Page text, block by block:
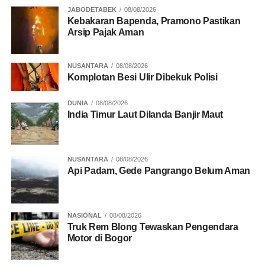
Herry Heryawan, Dirlantas Polda Riau Kombes Pol Taufiq
Lukman Nurhidayat, serta tim yang telah memberikan
ruang pembinaan bagi para pembalap.
“Kesempatan tampil di ajang resmi seperti ini sangat
berarti bagi kami para joki. Terima kasih atas dukungan
dan pembinaan yang diberikan,” kata Alfius.
BACA JUGA
Keamanan Warga saat Listrik Padam di Riau
Dukungan juga datang dari para pelaku UMKM. Rustam,
selaku perwakilan pedagang UMKM, menyampaikan rasa
terima kasih kepada Kapolda Riau dan Dirlantas Polda
Riau atas kesempatan yang diberikan.
“Kami para pedagang sangat terbantu dengan fasilitas
yang disediakan. Terima kasih kepada Kapolda dan
JABODETABEK 08/08/2026
Kebakaran Bapenda, Pramono Pastikan
Arsip Pajak Aman
NUSANTARA 08/08/2026
Komplotan Besi Ulir Dibekuk Polisi
DUNIA 08/08/2026
India Timur Laut Dilanda Banjir Maut
NUSANTARA 08/08/2026
Api Padam, Gede Pangrango Belum Aman
NASIONAL 08/08/2026
Truk Rem Blong Tewaskan Pengendara
Motor di Bogor